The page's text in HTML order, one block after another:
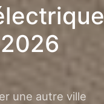
une autre ville